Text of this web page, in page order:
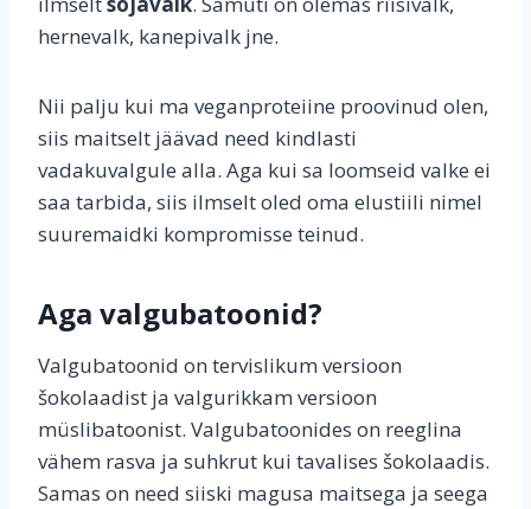
hernevalk, kanepivalk jne.
Nii palju kui ma veganproteiine proovinud olen,
siis maitselt jäävad need kindlasti
vadakuvalgule alla. Aga kui sa loomseid valke ei
saa tarbida, siis ilmselt oled oma elustiili nimel
suuremaidki kompromisse teinud.
Aga valgubatoonid?
Valgubatoonid on tervislikum versioon
šokolaadist ja valgurikkam versioon
müslibatoonist. Valgubatoonides on reeglina
vähem rasva ja suhkrut kui tavalises šokolaadis.
Samas on need siiski magusa maitsega ja seega